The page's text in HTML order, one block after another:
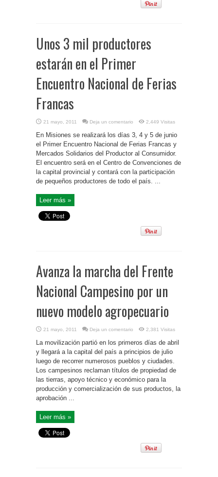
Unos 3 mil productores
estarán en el Primer
Encuentro Nacional de Ferias
Francas
21 mayo, 2011 Deja un comentario 2,449 Visitas
En Misiones se realizará los días 3, 4 y 5 de junio
el Primer Encuentro Nacional de Ferias Francas y
Mercados Solidarios del Productor al Consumidor.
El encuentro será en el Centro de Convenciones de
la capital provincial y contará con la participación
de pequeños productores de todo el país. ...
Leer más »
Avanza la marcha del Frente
Nacional Campesino por un
nuevo modelo agropecuario
21 mayo, 2011 Deja un comentario 2,381 Visitas
La movilización partió en los primeros días de abril
y llegará a la capital del país a principios de julio
luego de recorrer numerosos pueblos y ciudades.
Los campesinos reclaman títulos de propiedad de
las tierras, apoyo técnico y económico para la
producción y comercialización de sus productos, la
aprobación ...
Leer más »